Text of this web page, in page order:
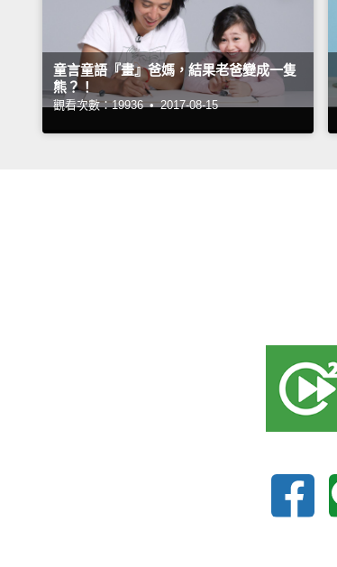
童言童語『畫』爸媽，結果老爸變成一隻
熊？！
觀看次數：19936 • 2017-08-15